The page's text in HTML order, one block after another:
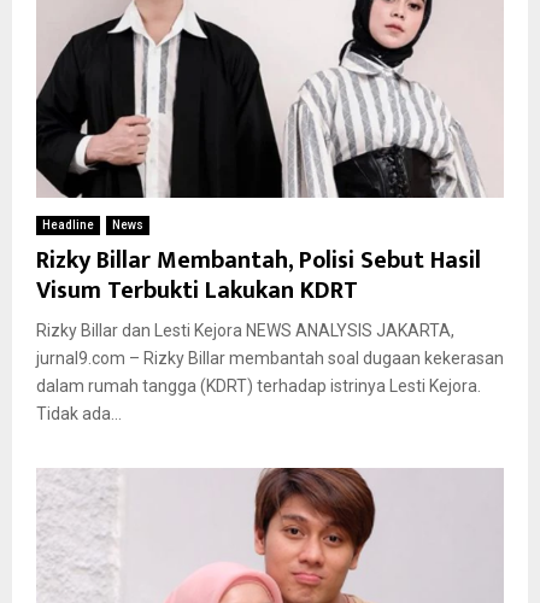
Headline News
Rizky Billar Membantah, Polisi Sebut Hasil
Visum Terbukti Lakukan KDRT
Rizky Billar dan Lesti Kejora NEWS ANALYSIS JAKARTA,
jurnal9.com – Rizky Billar membantah soal dugaan kekerasan
dalam rumah tangga (KDRT) terhadap istrinya Lesti Kejora.
Tidak ada...